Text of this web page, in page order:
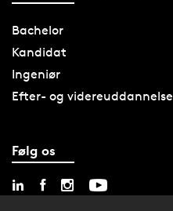
Bachelor
Kandidat
Ingeniør
Efter- og videreuddannelse
Følg os